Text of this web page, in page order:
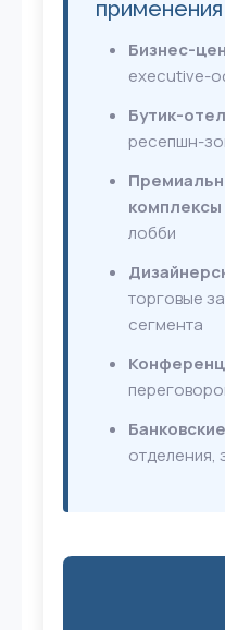
применения
Бизнес-
executive-
Бутик-
ресепшн-
комплексы
лобби
торговые
сегмента
отделения,